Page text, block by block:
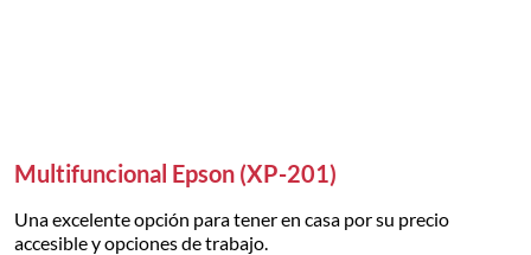
Multifuncional Epson (XP-201)
Una excelente opción para tener en casa por su precio
accesible y opciones de trabajo.